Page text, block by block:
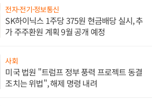
전자·전기·정보통신
SK하이닉스 1주당 375원 현금배당 실시, 추
가 주주환원 계획 9월 공개 예정
사회
미국 법원 "트럼프 정부 풍력 프로젝트 동결
조치는 위법", 해제 명령 내려